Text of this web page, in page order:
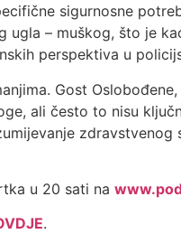
sigurnosne
– muškog, što je
perspektiva u
Gost Oslobođene,
ali često to nisu
u 20 sati na
.